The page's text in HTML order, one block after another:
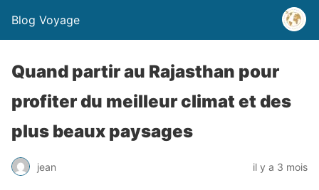
Blog Voyage
Quand partir au Rajasthan pour
profiter du meilleur climat et des
plus beaux paysages
jean il y a 3 mois